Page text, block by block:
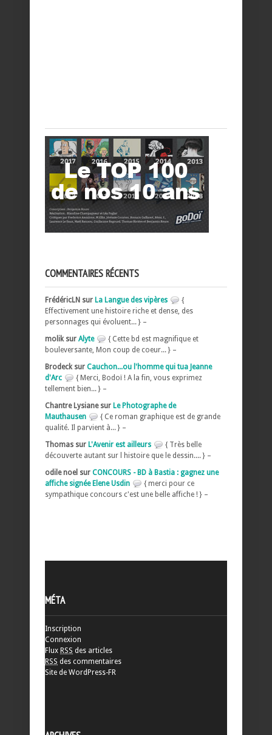
COMMENTAIRES RÉCENTS
FrédéricLN sur La Langue des vipères
{
Effectivement une histoire riche et dense, des
personnages qui évoluent... } –
molik sur Alyte
{ Cette bd est magnifique et
bouleversante, Mon coup de coeur... } –
Brodeck sur Cauchon...ou l'homme qui tua Jeanne
d'Arc
{ Merci, Bodoï ! A la fin, vous exprimez
tellement bien... } –
Chantre Lysiane sur Le Photographe de
Mauthausen
{ Ce roman graphique est de grande
qualité. Il parvient à... } –
Thomas sur L'Avenir est ailleurs
{ Très belle
découverte autant sur l histoire que le dessin.... } –
odile noel sur CONCOURS - BD à Bastia : gagnez une
affiche signée Elene Usdin
{ merci pour ce
sympathique concours c'est une belle affiche ! } –
MÉTA
Inscription
Connexion
Flux RSS des articles
RSS des commentaires
Site de WordPress-FR